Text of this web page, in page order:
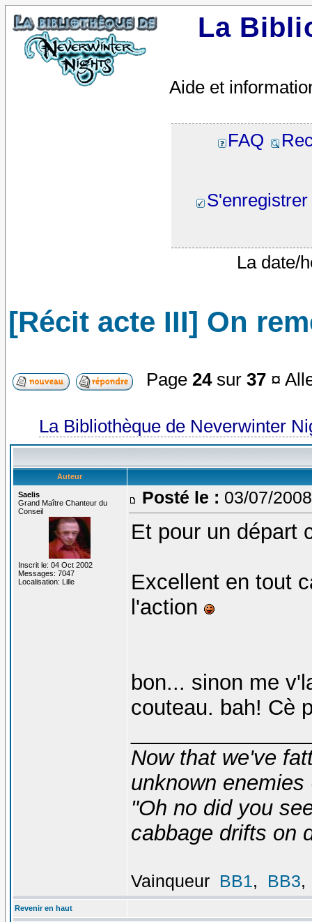
La
Aide et
FAQ
S'enregistrer
La date/
[Récit acte III] On
Page24sur37 ¤
La Bibliothèque de Neverwinter
Auteur
Saelis
Grand Maître Chanteur du
Conseil
Inscrit le: 04 Oct 2002
Messages: 7047
Localisation: Lille
Posté le : 03/07/
Et pour un départ
Excellent en tout
l'action
bon... sinon me
couteau. bah! Cè
Now that we've
unknown
"Oh no did you
cabbage drifts on
Vainqueur BB1, BB3,
Revenir en haut